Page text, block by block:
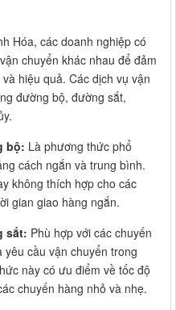
Hóa, các doanh nghiệp có
chuyển khác nhau để đảm
hiệu quả. Các dịch vụ vận
đường bộ, đường sắt,
bộ: Là phương thức phổ
cách ngắn và trung bình.
không thích hợp cho các
gian giao hàng ngắn.
sắt: Phù hợp với các chuyến
cầu vận chuyển trong
này có ưu điểm về tốc độ
chuyến hàng nhỏ và nhẹ.